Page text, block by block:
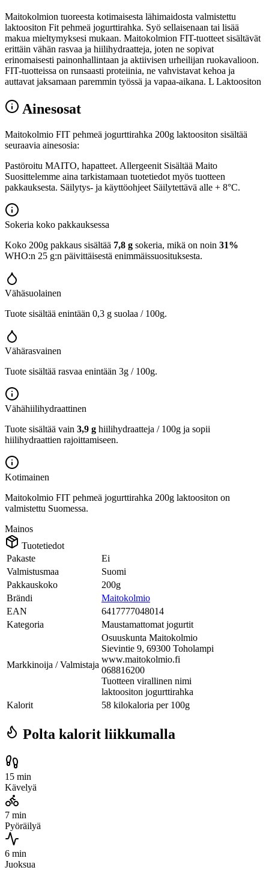
Maitokolmion tuoreesta kotimaisesta lähimaidosta valmistettu
laktoositon Fit pehmeä jogurttirahka. Syö sellaisenaan tai lisää
makua mieltymyksesi mukaan. Maitokolmion FIT-tuotteet sisältävät
erittäin vähän rasvaa ja hiilihydraatteja, joten ne sopivat
erinomaisesti painonhallintaan ja aktiivisen urheilijan ruokavalioon.
FIT-tuotteissa on runsaasti proteiinia, ne vahvistavat kehoa ja
auttavat jaksamaan paremmin työssä ja vapaa-aikana. L Laktoositon
Ainesosat
Maitokolmio FIT pehmeä jogurttirahka 200g laktoositon sisältää
seuraavia ainesosia:
Pastöroitu MAITO, hapatteet. Allergeenit Sisältää Maito
Suosittelemme aina tarkistamaan tuotetiedot myös tuotteen
pakkauksesta. Säilytys- ja käyttöohjeet Säilytettävä alle + 8°C.
Sokeria koko pakkauksessa
Koko 200g pakkaus sisältää 7,8 g sokeria, mikä on noin 31%
WHO:n 25 g:n päivittäisestä enimmäissuosituksesta.
Vähäsuolainen
Tuote sisältää enintään 0,3 g suolaa / 100g.
Vähärasvainen
Tuote sisältää rasvaa enintään 3g / 100g.
Vähähiilihydraattinen
Tuote sisältää vain 3,9 g hiilihydraatteja / 100g ja sopii
hiilihydraattien rajoittamiseen.
Kotimainen
Maitokolmio FIT pehmeä jogurttirahka 200g laktoositon on
valmistettu Suomessa.
Mainos
Tuotetiedot
Pakaste
Ei
Valmistusmaa
Suomi
Pakkauskoko
200g
Brändi
Maitokolmio
EAN
6417777048014
Kategoria
Maustamattomat jogurtit
Markkinoija / Valmistaja
Osuuskunta Maitokolmio
Sievintie 9, 69300 Toholampi
www.maitokolmio.fi
068816200
Tuotteen virallinen nimi
laktoositon jogurttirahka
Kalorit
58 kilokaloria per 100g
Polta kalorit liikkumalla
15 min
Kävelyä
7 min
Pyöräilyä
6 min
Juoksua